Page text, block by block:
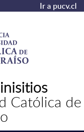
Ir a pucv.cl
Católica de